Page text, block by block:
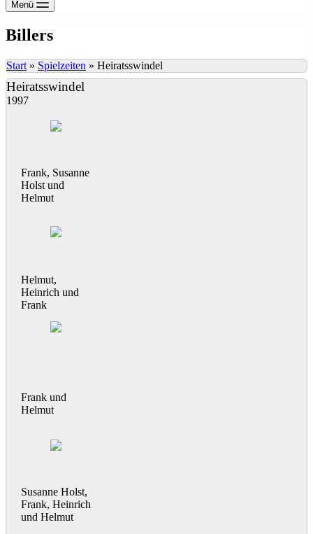
Menü
Billers
Start » Spielzeiten » Heiratsswindel
Heiratsswindel
1997
Frank, Susanne
Holst und
Helmut
Helmut,
Heinrich und
Frank
Frank und
Helmut
Susanne Holst,
Frank, Heinrich
und Helmut